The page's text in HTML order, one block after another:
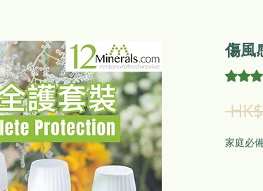
傷風
根據 2
家庭必